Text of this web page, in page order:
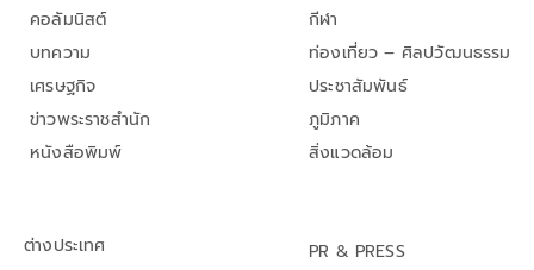
คอลัมนิสต์
บทความ
เศรษฐกิจ
ข่าวพระราชสำนัก
หนังสือพิมพ์
กีฬา
ท่องเที่ยว – ศิลปวัฒนธรรม
ประชาสัมพันธ์
ภูมิภาค
สิ่งแวดล้อม
ต่างประเทศ
PR & PRESS